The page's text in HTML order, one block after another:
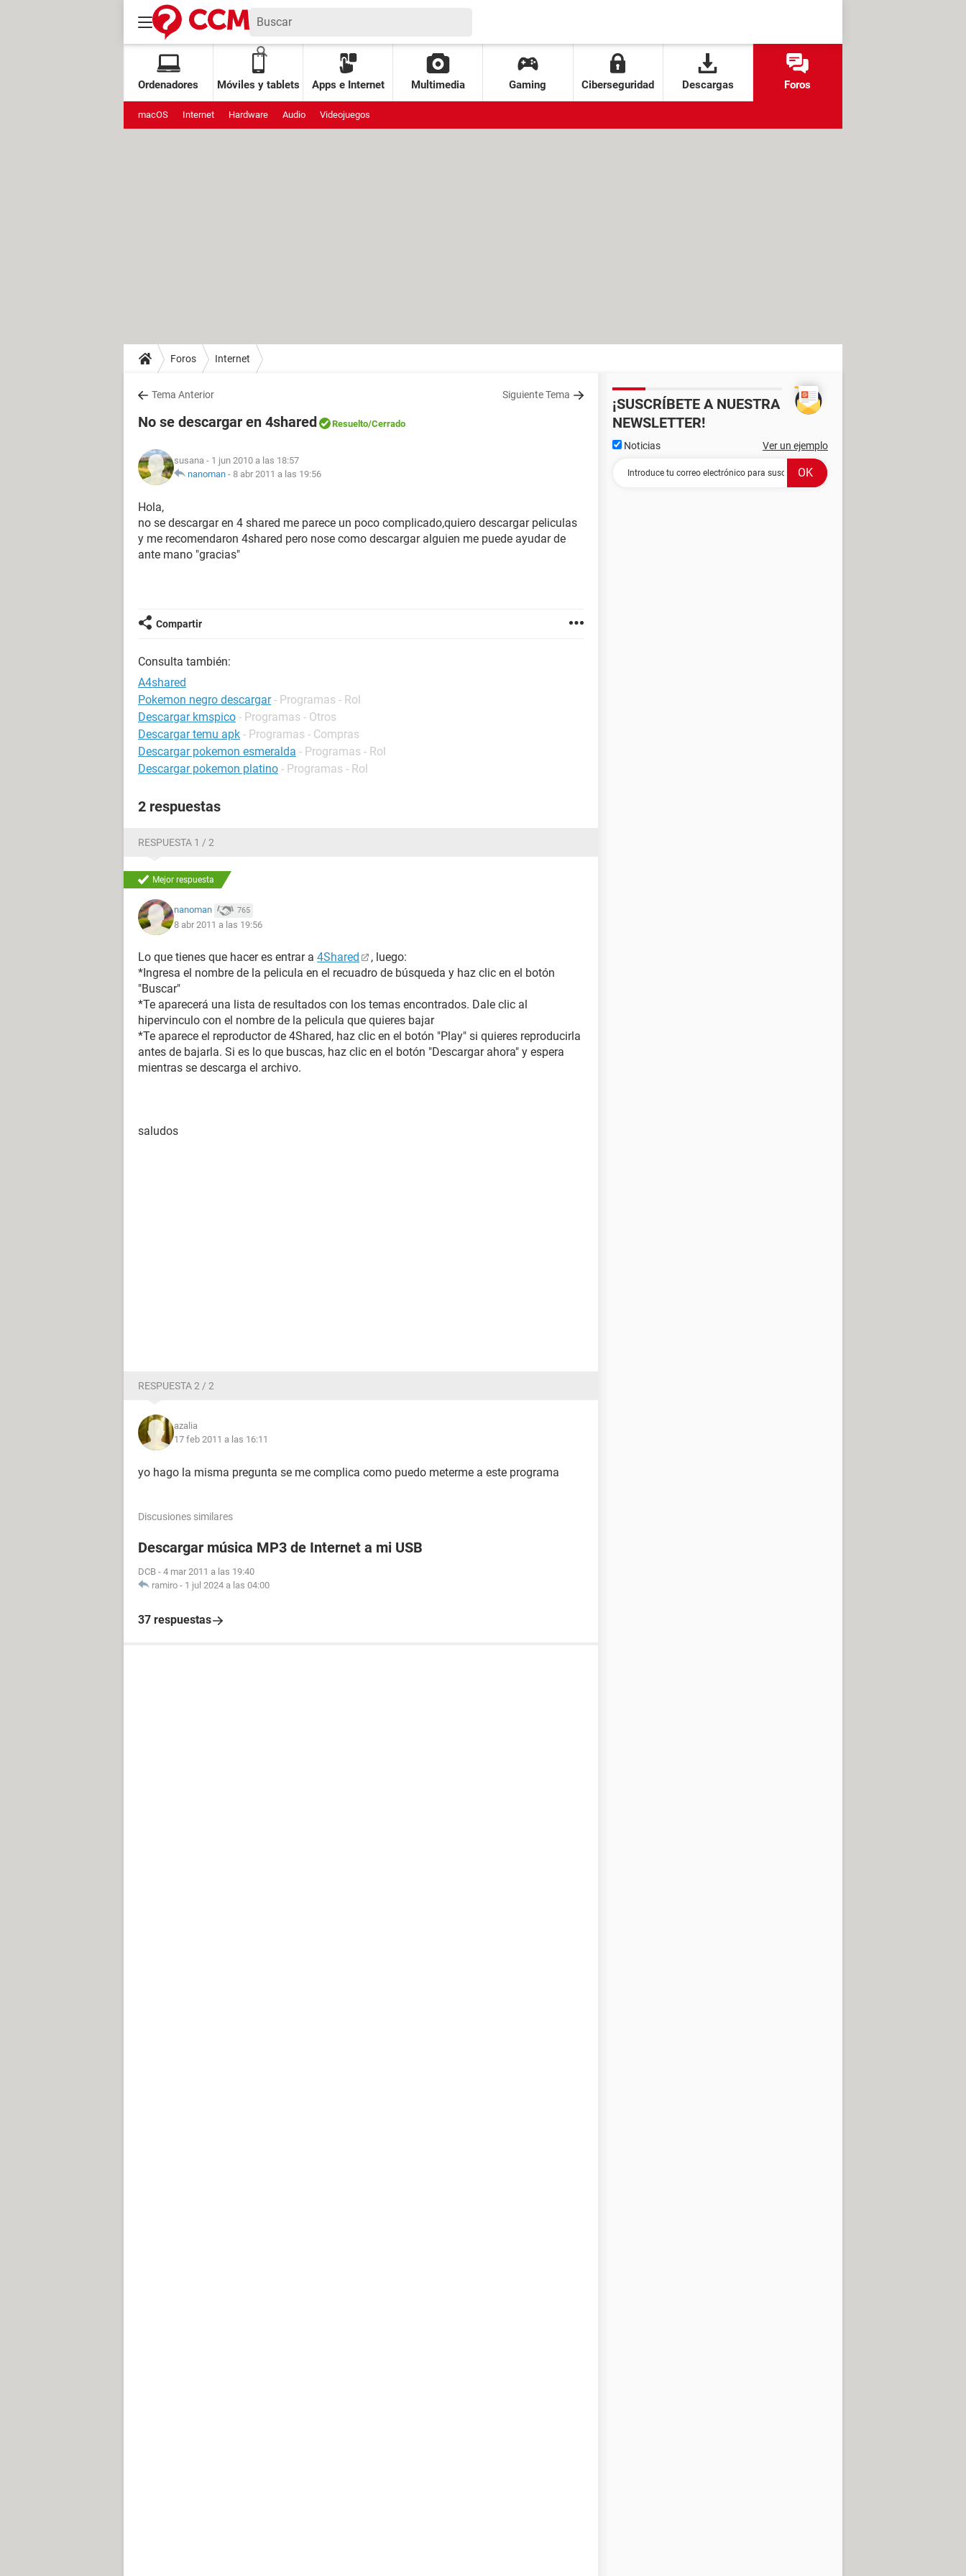
Ordenadores Móviles y tablets Apps e Internet Multimedia Gaming Ciberseguridad Descargas Foros
macOS Internet Hardware Audio Videojuegos
Foros Internet
Tema Anterior Siguiente Tema
No se descargar en 4shared Resuelto/Cerrado
susana - 1 jun 2010 a las 18:57
nanoman - 8 abr 2011 a las 19:56
Hola,
no se descargar en 4 shared me parece un poco complicado,quiero descargar peliculas
y me recomendaron 4shared pero nose como descargar alguien me puede ayudar de
ante mano "gracias"
Compartir
Consulta también:
A4shared
Pokemon negro descargar - Programas - Rol
Descargar kmspico - Programas - Otros
Descargar temu apk - Programas - Compras
Descargar pokemon esmeralda - Programas - Rol
Descargar pokemon platino - Programas - Rol
2 respuestas
RESPUESTA 1 / 2
Mejor respuesta
nanoman 765
8 abr 2011 a las 19:56
Lo que tienes que hacer es entrar a 4Shared
, luego:
*Ingresa el nombre de la pelicula en el recuadro de búsqueda y haz clic en el botón
"Buscar"
*Te aparecerá una lista de resultados con los temas encontrados. Dale clic al
hipervinculo con el nombre de la pelicula que quieres bajar
*Te aparece el reproductor de 4Shared, haz clic en el botón "Play" si quieres reproducirla
antes de bajarla. Si es lo que buscas, haz clic en el botón "Descargar ahora" y espera
mientras se descarga el archivo.
saludos
RESPUESTA 2 / 2
azalia
17 feb 2011 a las 16:11
yo hago la misma pregunta se me complica como puedo meterme a este programa
Discusiones similares
Descargar música MP3 de Internet a mi USB
DCB - 4 mar 2011 a las 19:40
ramiro - 1 jul 2024 a las 04:00
37 respuestas
¡SUSCRÍBETE A NUESTRA
NEWSLETTER!
Noticias Ver un ejemplo